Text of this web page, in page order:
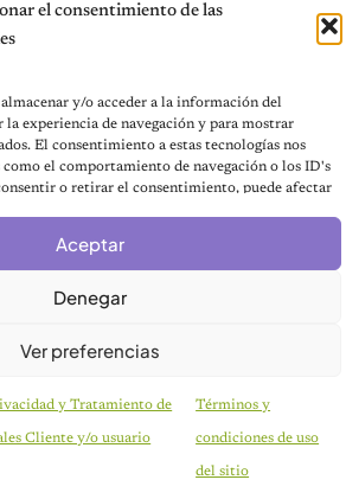
el consentimiento de las
y/o acceder a la información del
experiencia de navegación y para mostrar
El consentimiento a estas tecnologías nos
el comportamiento de navegación o los ID's
o retirar el consentimiento, puede afectar
Aceptar
Denegar
Ver preferencias
y Tratamiento de
Cliente y/o usuario
Términos y
condiciones de uso
del sitio
101 Perros Conocieron Por Primera